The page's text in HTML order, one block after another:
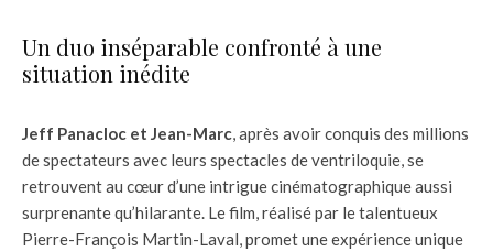
Un duo inséparable confronté à une
situation inédite
Jeff Panacloc et Jean-Marc, après avoir conquis des millions
de spectateurs avec leurs spectacles de ventriloquie, se
retrouvent au cœur d’une intrigue cinématographique aussi
surprenante qu’hilarante. Le film, réalisé par le talentueux
Pierre-François Martin-Laval, promet une expérience unique